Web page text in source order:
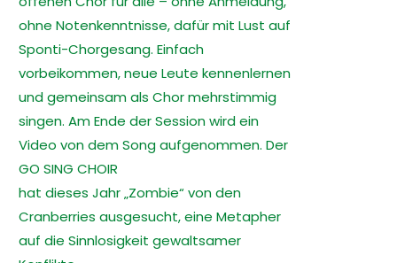
ohne Notenkenntnisse, dafür mit Lust auf
Sponti-Chorgesang. Einfach
vorbeikommen, neue Leute kennenlernen
und gemeinsam als Chor mehrstimmig
singen. Am Ende der Session wird ein
Video von dem Song aufgenommen. Der
GO SING CHOIR
hat dieses Jahr „Zombie“ von den
Cranberries ausgesucht, eine Metapher
auf die Sinnlosigkeit gewaltsamer